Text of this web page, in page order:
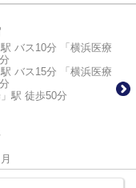
バス10分 「横浜医療
バス15分 「横浜医療
駅 徒歩50分